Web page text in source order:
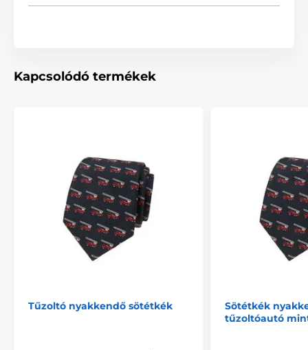
Kapcsolódó termékek
Tűzoltó nyakkendő sötétkék
Sötétkék
tűzoltóautó